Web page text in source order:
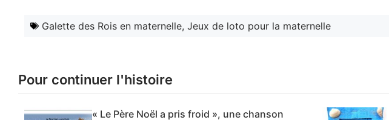
Galette des Rois en maternelle, Jeux de loto pour la maternelle
Pour continuer l'histoire
« Le Père Noël a pris froid », une chanson